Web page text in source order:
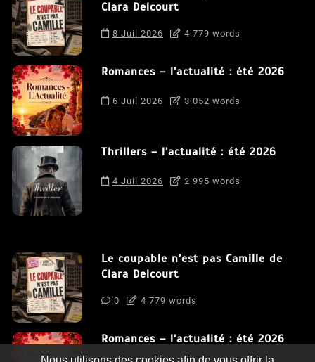
Clara Delcourt
8 Juil 2026 4 779 words
Romances – l’actualité : été 2026
6 Juil 2026 3 052 words
Thrillers – l’actualité : été 2026
4 Juil 2026 2 995 words
Le coupable n’est pas Camille de
Clara Delcourt
0 4 779 words
Romances – l’actualité : été 2026